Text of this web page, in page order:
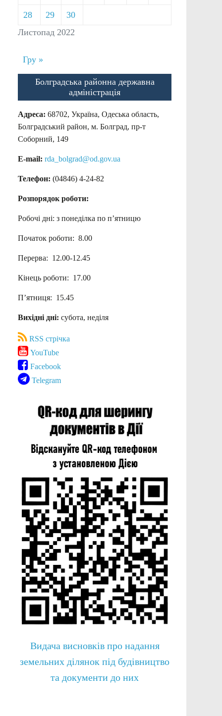
Листопад 2022
28 29 30
Гру »
Болградська районна державна
адміністрація
Адреса: 68702, Україна, Одеська область,
Болградський район, м. Болград, пр-т
Соборний, 149
E-mail: rda_bolgrad@od.gov.ua
Телефон: (04846) 4-24-82
Розпорядок роботи:
Робочі дні: з понеділка по п’ятницю
Початок роботи: 8.00
Перерва: 12.00-12.45
Кінець роботи: 17.00
П’ятниця: 15.45
Вихідні дні: субота, неділя
RSS стрічка
YouTube
Facebook
Telegram
Видача висновків про надання
земельних ділянок під будівництво
та документи до них